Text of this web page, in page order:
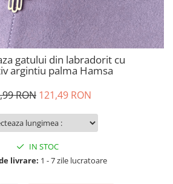
gatului din labradorit cu
argintiu palma Hamsa
RON 121,49 RON
IN STOC
livrare: 1 - 7 zile lucratoare